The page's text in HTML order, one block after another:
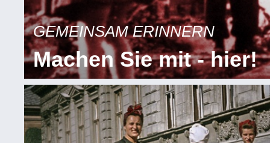
GEMEINSAM ERINNERN
Machen Sie mit - hier!